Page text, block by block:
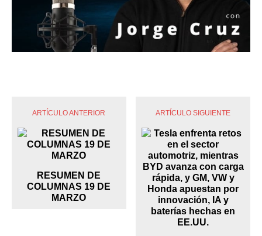
ARTÍCULO ANTERIOR
RESUMEN DE
COLUMNAS 19 DE
MARZO
ARTÍCULO SIGUIENTE